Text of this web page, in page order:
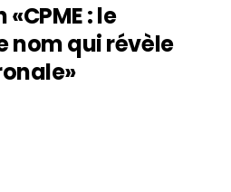
«CPME : le
nom qui révèle